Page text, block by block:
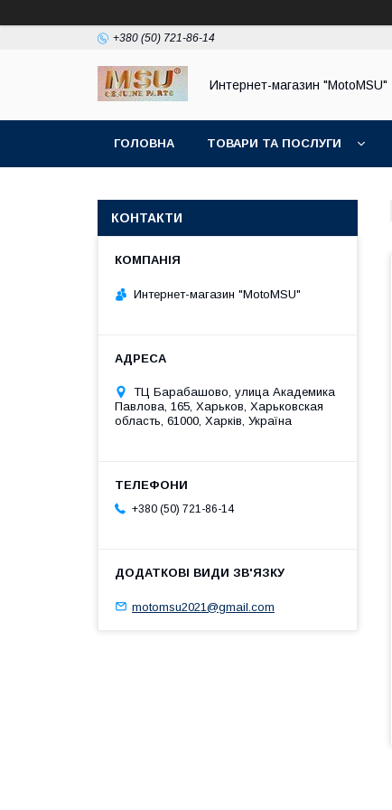
+380 (50) 721-86-14
Интернет-магазин "MotoMSU"
ГОЛОВНА ТОВАРИ ТА ПОСЛУГИ
КОНТАКТИ
Интернет-магазин "MotoMSU"
ТЦ Барабашово, улица Академика
Павлова, 165, Харьков, Харьковская
область, 61000, Харків, Україна
+380 (50) 721-86-14
motomsu2021@gmail.com